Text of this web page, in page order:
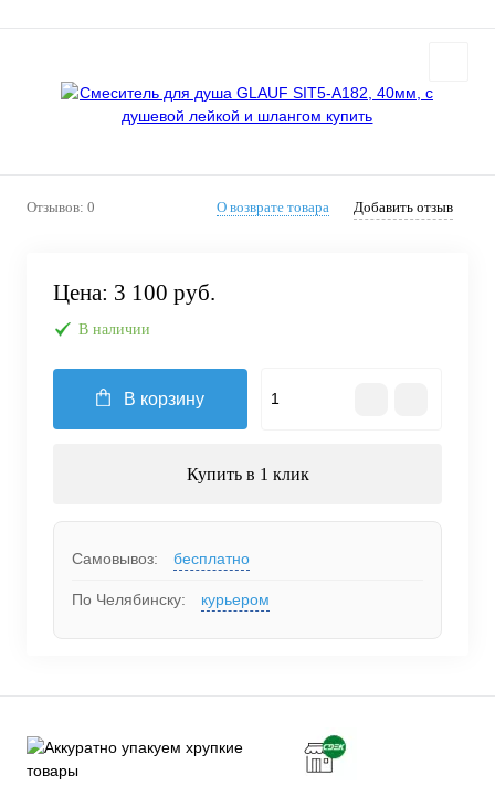
Отзывов: 0 О возврате товара Добавить отзыв
Цена: 3 100 руб.
В наличии
В корзину
Купить в 1 клик
Самовывоз: бесплатно
По Челябинску: курьером